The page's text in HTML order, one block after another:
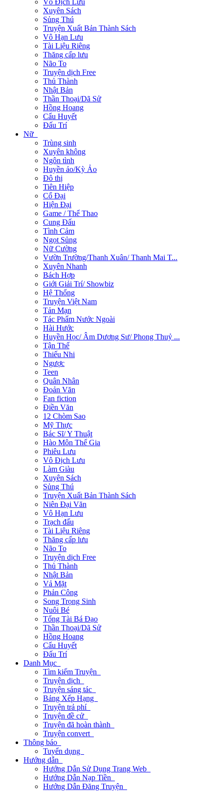
Vô Địch Lưu
Xuyên Sách
Sủng Thú
Truyện Xuất Bản Thành Sách
Vô Hạn Lưu
Tài Liệu Riêng
Thăng cấp lưu
Não To
Truyện dịch Free
Thủ Thành
Nhật Bản
Thần Thoại/Dã Sử
Hồng Hoang
Cẩu Huyết
Đấu Trí
Nữ
Trùng sinh
Xuyên không
Ngôn tình
Huyền ảo/Kỳ Ảo
Đô thị
Tiên Hiệp
Cổ Đại
Hiện Đại
Game / Thể Thao
Cung Đấu
Tình Cảm
Ngọt Sủng
Nữ Cường
Vườn Trường/Thanh Xuân/ Thanh Mai T...
Xuyên Nhanh
Bách Hợp
Giới Giải Trí/ Showbiz
Hệ Thống
Truyện Việt Nam
Tản Mạn
Tác Phẩm Nước Ngoài
Hài Hước
Huyền Học/ Âm Dương Sư/ Phong Thuỷ ...
Tận Thế
Thiếu Nhi
Ngược
Teen
Quân Nhân
Đoản Văn
Fan fiction
Điền Văn
12 Chòm Sao
Mỹ Thực
Bác Sĩ/ Y Thuật
Hào Môn Thế Gia
Phiêu Lưu
Vô Địch Lưu
Làm Giàu
Xuyên Sách
Sủng Thú
Truyện Xuất Bản Thành Sách
Niên Đại Văn
Vô Hạn Lưu
Trạch đấu
Tài Liệu Riêng
Thăng cấp lưu
Não To
Truyện dịch Free
Thủ Thành
Nhật Bản
Vả Mặt
Phản Công
Song Trọng Sinh
Nuôi Bé
Tổng Tài Bá Đạo
Thần Thoại/Dã Sử
Hồng Hoang
Cẩu Huyết
Đấu Trí
Danh Mục
Tìm kiếm Truyện
Truyện dịch
Truyện sáng tác
Bảng Xếp Hạng
Truyện trả phí
Truyện đề cử
Truyện đã hoàn thành
Truyện convert
Thông báo
Tuyển dụng
Hướng dẫn
Hướng Dẫn Sử Dụng Trang Web
Hướng Dẫn Nạp Tiền
Hướng Dẫn Đăng Truyện